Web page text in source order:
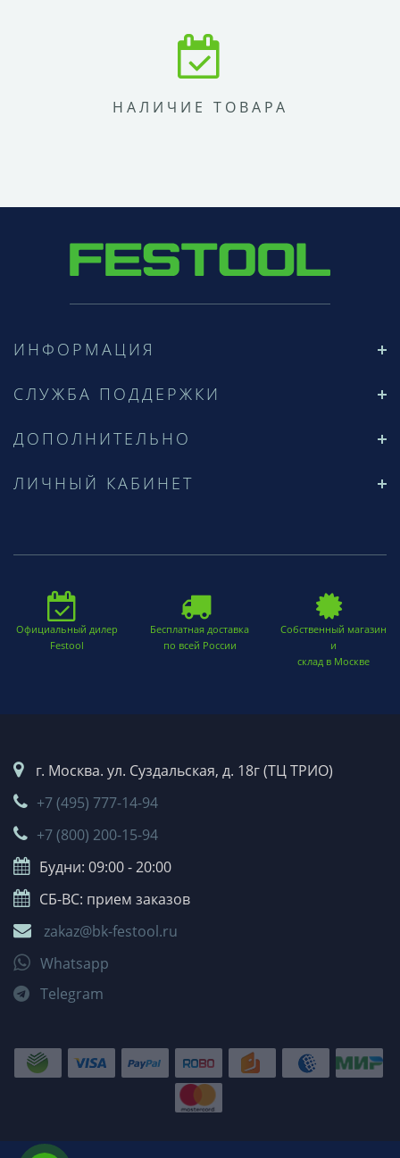
НАЛИЧИЕ ТОВАРА
ИНФОРМАЦИЯ
СЛУЖБА ПОДДЕРЖКИ
ДОПОЛНИТЕЛЬНО
ЛИЧНЫЙ КАБИНЕТ
Официальный дилер
Festool
Бесплатная доставка
по всей России
Собственный магазин
и
склад в Москве
г. Москва. ул. Суздальская, д. 18г (ТЦ ТРИО)
+7 (495) 777-14-94
+7 (800) 200-15-94
Будни: 09:00 - 20:00
СБ-ВС: прием заказов
zakaz@bk-festool.ru
Whatsapp
Telegram